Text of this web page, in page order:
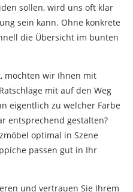
sollen, wird uns oft klar
sein kann. Ohne konkrete
die Übersicht im bunten
möchten wir Ihnen mit
mit auf den Weg
eigentlich zu welcher Farbe
entsprechend gestalten?
optimal in Szene
passen gut in Ihr
und vertrauen Sie Ihrem